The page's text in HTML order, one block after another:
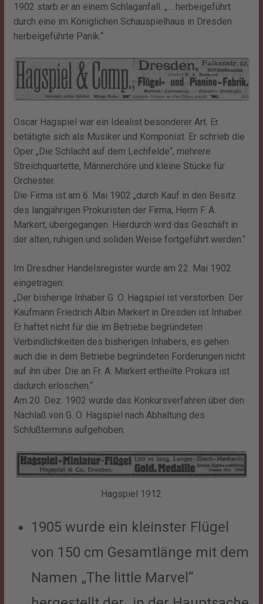
1902 starb er an einem Schlaganfall. „… herbeigeführt
durch eine im Königlichen Schauspielhaus in Dresden
herbeigeführte Panik.“
Oscar Hagspiel war ein Idealist besonderer Art. Er
betätigte sich als Musiker und Komponist. Er schrieb die
Oper „Die Schlacht auf dem Lechfelde“, mehrere
Streichquartette, Männerchöre und kleine Stücke für
Orchester.
Die Firma ist am 6. Mai 1902 „durch Kauf in den Besitz
des langjährigen Prokuristen der Firma, Herrn F. A.
Markert, übergegangen. Hierdurch wird das Geschäft in
der alten, ruhigen und soliden Weise fortgeführt werden.“
Im Dresdner Handelsregister wurde am 22. Mai 1902
eingetragen:
„Der bisherige Inhaber G. O. Hagspiel ist verstorben. Der
Kaufmann Friedrich Albin Markert in Dresden ist Inhaber.
Er haftet nicht für die im Betriebe begründeten
Verbindlichkeiten des bisherigen Inhabers, es gehen
auch die in dem Betriebe begründeten Forderungen nicht
auf ihn über. Die an Fr. A. Markert ertheilte Prokura ist
dadurch erloschen.“
Am 20. Dez. 1902 wurde das Konkursverfahren über den
Nachlaß von G. O. Hagspiel nach Abhaltung des
Schlußtermins aufgehoben.
Hagspiel 1912
1905 wurde ein kleinster Flügel
von 150 cm Gesamtlänge mit dem
Namen „The little Marvel“